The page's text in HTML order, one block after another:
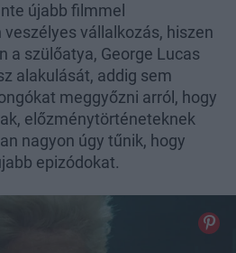
újabb filmmel
vállalkozás, hiszen
a szülőatya, George Lucas
alakulását, addig sem
meggyőzni arról, hogy
előzménytörténeteknek
nagyon úgy tűnik, hogy
epizódokat.